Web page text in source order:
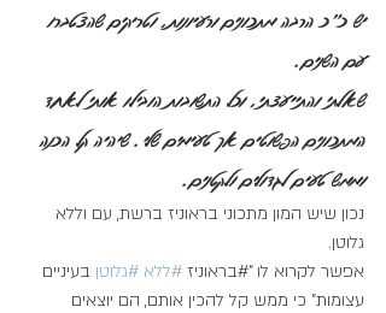
יש כ"כ הרבה מתכונים ורעיונות, וטריקים שהצטברו
עם השנים.
שאלתי והתייעצתי, וכל התשובות הובילו אותי לאחד
המתכונים הפשוטים אך טעימים שלי. שיהיה קל הכנה
וממש טעים לגדולים ולקטנים.
נכון שיש המון מתכוני בראוניז ברשת, עם וללא
גלוטן.
אפשר לקרוא לו "#בראוניז #ללא #גלוטן בעיניים
עצומות" כי ממש קל להכין אותם, הם יוצאים